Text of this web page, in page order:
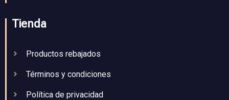
Tienda
Productos rebajados
Términos y condiciones
Política de privacidad